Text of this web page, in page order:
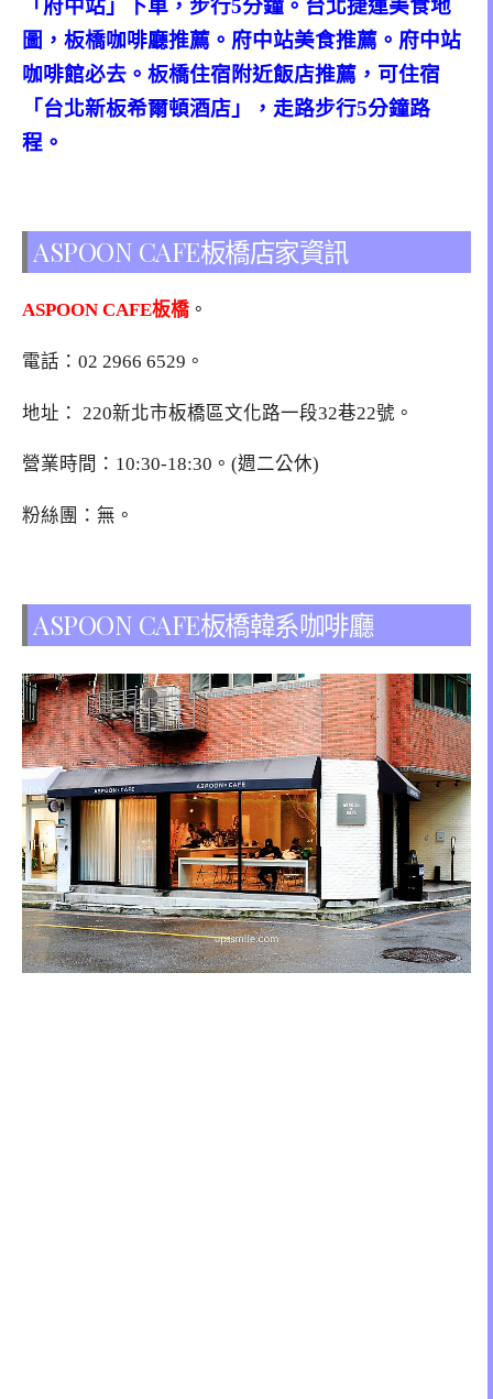
「府中站」下車，步行5分鐘。台北捷運美食地
圖，板橋咖啡廳推薦。府中站美食推薦。府中站
咖啡館必去。板橋住宿附近飯店推薦，可住宿
「台北新板希爾頓酒店」，走路步行5分鐘路
程。
ASPOON CAFE板橋店家資訊
ASPOON CAFE板橋 。
電話： 02 2966 6529 。
地址： 220新北市板橋區文化路一段32巷22號 。
營業時間：10:30-18:30。(週二公休)
粉絲團：無。
ASPOON CAFE板橋韓系咖啡廳